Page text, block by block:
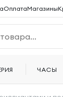
ОплатаМагазины
ЧАСЫ